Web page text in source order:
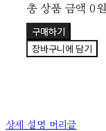
총 상품 금액 0원
구매하기
장바구니에 담기
상세 설명 머리글